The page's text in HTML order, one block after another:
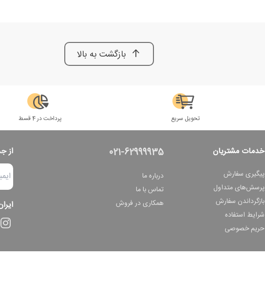
بازگشت به بالا
تحویل سریع پرداخت در 4 قسط
خدمات مشتریان
پیگیری سفارش
پرسش‌های متداول
بازگرداندن سفارش
شرایط استفاده
حریم خصوصی
021-62999935
درباره ما
تماس با ما
همکاری در فروش
از